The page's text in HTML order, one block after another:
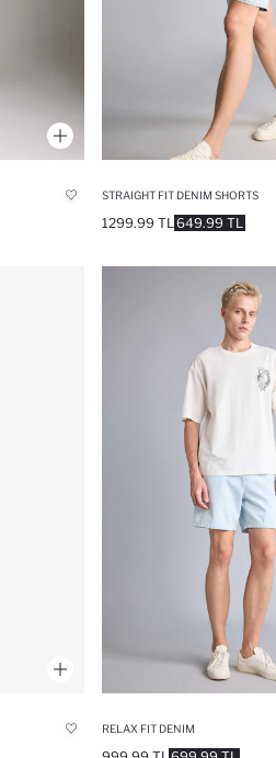
STRAIGHT FIT DENIM SHORTS
649.99 TL
1299.99 TL
RELAX FIT DENIM